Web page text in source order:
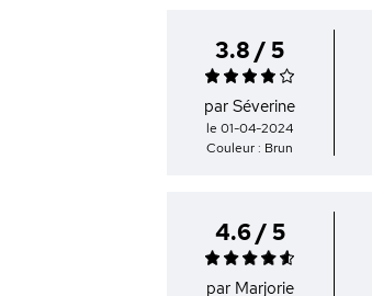
3.8 / 5
par Séverine
le 01-04-2024
Couleur : Brun
4.6 / 5
par Marjorie